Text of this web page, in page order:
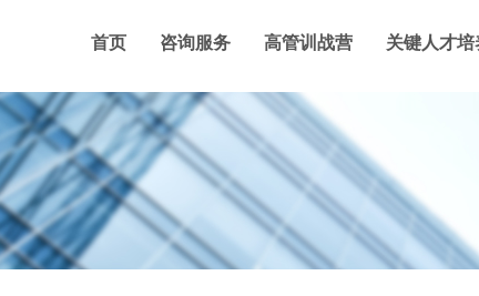
首页 咨询服务 高管训战营 关键人才培